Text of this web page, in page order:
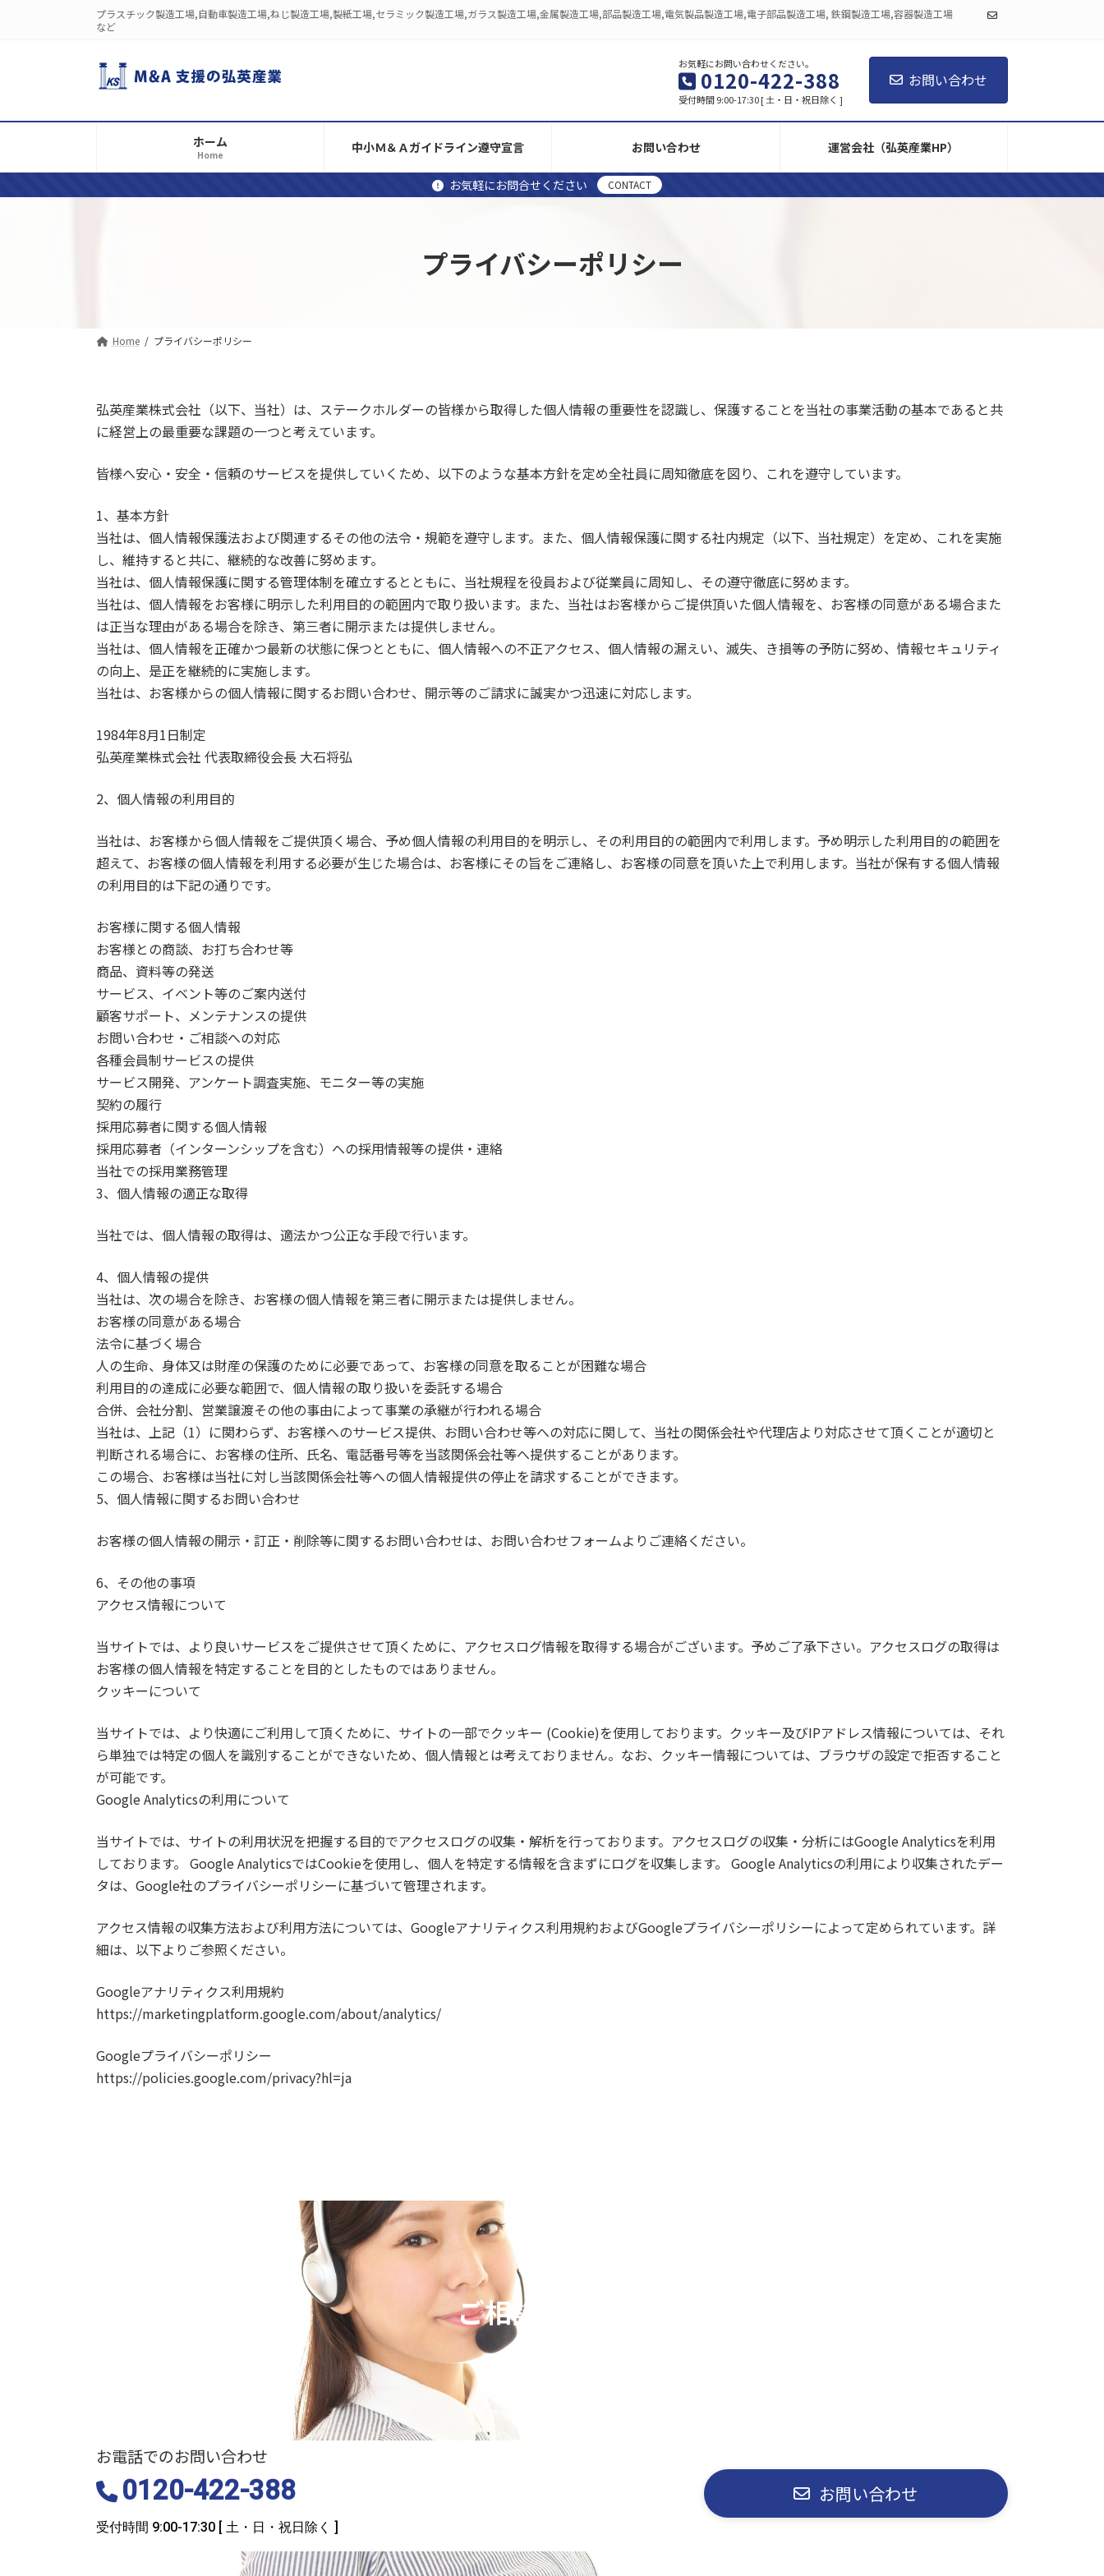
ス
ン
プラスチック製造工場,自動車製造工場,ねじ製造工場,製紙工場,セラミック製造工場,ガラス製造工場,金属製造工場,部品製造工場,電気製品製造工場,電子部品製造工場, 鉄鋼製造工場,容器製造工場
など
お気軽にお問い合わせください。
0120-422-388
受付時間 9:00-17:30 [ 土・日・祝日除く ]
お問い合わせ
ホーム
Home 中小Ｍ＆Ａガイドライン遵守宣言 お問い合わせ 運営会社（弘英産業HP）
お気軽にお問合せください CONTACT
プライバシーポリシー
Home プライバシーポリシー
弘英産業株式会社（以下、当社）は、ステークホルダーの皆様から取得した個人情報の重要性を認識し、保護することを当社の事業活動の基本であると共
に経営上の最重要な課題の一つと考えています。
皆様へ安心・安全・信頼のサービスを提供していくため、以下のような基本方針を定め全社員に周知徹底を図り、これを遵守しています。
1、基本方針
当社は、個人情報保護法および関連するその他の法令・規範を遵守します。また、個人情報保護に関する社内規定（以下、当社規定）を定め、これを実施
し、維持すると共に、継続的な改善に努めます。
当社は、個人情報保護に関する管理体制を確立するとともに、当社規程を役員および従業員に周知し、その遵守徹底に努めます。
当社は、個人情報をお客様に明示した利用目的の範囲内で取り扱います。また、当社はお客様からご提供頂いた個人情報を、お客様の同意がある場合また
は正当な理由がある場合を除き、第三者に開示または提供しません。
当社は、個人情報を正確かつ最新の状態に保つとともに、個人情報への不正アクセス、個人情報の漏えい、滅失、き損等の予防に努め、情報セキュリティ
の向上、是正を継続的に実施します。
当社は、お客様からの個人情報に関するお問い合わせ、開示等のご請求に誠実かつ迅速に対応します。
1984年8月1日制定
弘英産業株式会社 代表取締役会長 大石将弘
2、個人情報の利用目的
当社は、お客様から個人情報をご提供頂く場合、予め個人情報の利用目的を明示し、その利用目的の範囲内で利用します。予め明示した利用目的の範囲を
超えて、お客様の個人情報を利用する必要が生じた場合は、お客様にその旨をご連絡し、お客様の同意を頂いた上で利用します。当社が保有する個人情報
の利用目的は下記の通りです。
お客様に関する個人情報
お客様との商談、お打ち合わせ等
商品、資料等の発送
サービス、イベント等のご案内送付
顧客サポート、メンテナンスの提供
お問い合わせ・ご相談への対応
各種会員制サービスの提供
サービス開発、アンケート調査実施、モニター等の実施
契約の履行
採用応募者に関する個人情報
採用応募者（インターンシップを含む）への採用情報等の提供・連絡
当社での採用業務管理
3、個人情報の適正な取得
当社では、個人情報の取得は、適法かつ公正な手段で行います。
4、個人情報の提供
当社は、次の場合を除き、お客様の個人情報を第三者に開示または提供しません。
お客様の同意がある場合
法令に基づく場合
人の生命、身体又は財産の保護のために必要であって、お客様の同意を取ることが困難な場合
利用目的の達成に必要な範囲で、個人情報の取り扱いを委託する場合
合併、会社分割、営業譲渡その他の事由によって事業の承継が行われる場合
当社は、上記（1）に関わらず、お客様へのサービス提供、お問い合わせ等への対応に関して、当社の関係会社や代理店より対応させて頂くことが適切と
判断される場合に、お客様の住所、氏名、電話番号等を当該関係会社等へ提供することがあります。
この場合、お客様は当社に対し当該関係会社等への個人情報提供の停止を請求することができます。
5、個人情報に関するお問い合わせ
お客様の個人情報の開示・訂正・削除等に関するお問い合わせは、お問い合わせフォームよりご連絡ください。
6、その他の事項
アクセス情報について
当サイトでは、より良いサービスをご提供させて頂くために、アクセスログ情報を取得する場合がございます。予めご了承下さい。アクセスログの取得は
お客様の個人情報を特定することを目的としたものではありません。
クッキーについて
当サイトでは、より快適にご利用して頂くために、サイトの一部でクッキー (Cookie)を使用しております。クッキー及びIPアドレス情報については、それ
ら単独では特定の個人を識別することができないため、個人情報とは考えておりません。なお、クッキー情報については、ブラウザの設定で拒否すること
が可能です。
Google Analyticsの利用について
当サイトでは、サイトの利用状況を把握する目的でアクセスログの収集・解析を行っております。アクセスログの収集・分析にはGoogle Analyticsを利用
しております。 Google AnalyticsではCookieを使用し、個人を特定する情報を含まずにログを収集します。 Google Analyticsの利用により収集されたデー
タは、Google社のプライバシーポリシーに基づいて管理されます。
アクセス情報の収集方法および利用方法については、Googleアナリティクス利用規約およびGoogleプライバシーポリシーによって定められています。詳
細は、以下よりご参照ください。
Googleアナリティクス利用規約
https://marketingplatform.google.com/about/analytics/
Googleプライバシーポリシー
https://policies.google.com/privacy?hl=ja
ご相談ください
お電話でのお問い合わせ
0120-422-388
受付時間 9:00-17:30 [ 土・日・祝日除く ]
お問い合わせ